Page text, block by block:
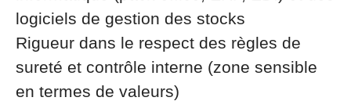
logiciels de gestion des stocks
Rigueur dans le respect des règles de
sureté et contrôle interne (zone sensible
en termes de valeurs)